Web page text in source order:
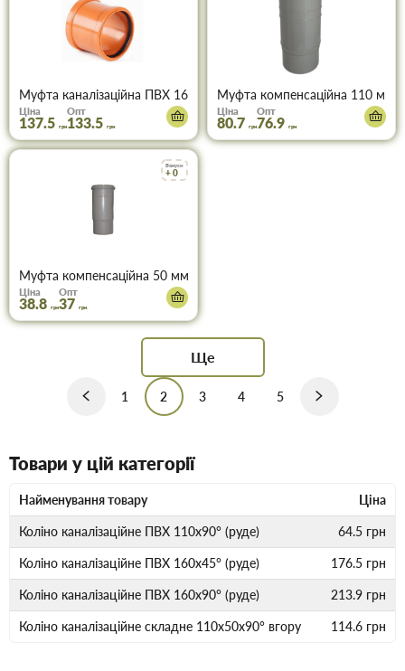
Муфта каналізаційна ПВХ 160 мм (руда)
Ціна
137.5 грн
Опт
133.5 грн
Муфта компенсаційна 110 мм
Ціна
80.7 грн
Опт
76.9 грн
Бонуси
+ 0
Муфта компенсаційна 50 мм
Ціна
38.8 грн
Опт
37 грн
Ще
1 2 3 4 5
Товари у цій категорії
Найменування товару Ціна
Коліно каналізаційне ПВХ 110х90° (руде) 64.5 грн
Коліно каналізаційне ПВХ 160х45° (руде) 176.5 грн
Коліно каналізаційне ПВХ 160х90° (руде) 213.9 грн
Коліно каналізаційне складне 110х50х90° вгору 114.6 грн